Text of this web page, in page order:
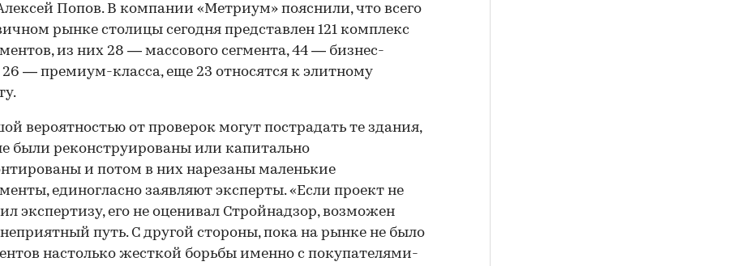
Попов. В компании «Метриум» пояснили, что всего
рынке столицы сегодня представлен 121 комплекс
из них 28 — массового сегмента, 44 — бизнес-
26 — премиум-класса, еще 23 относятся к элитному
вероятностью от проверок могут пострадать те здания,
были реконструированы или капитально
и потом в них нарезаны маленькие
единогласно заявляют эксперты. «Если проект не
экспертизу, его не оценивал Стройнадзор, возможен
путь. С другой стороны, пока на рынке не было
настолько жесткой борьбы именно с покупателями-